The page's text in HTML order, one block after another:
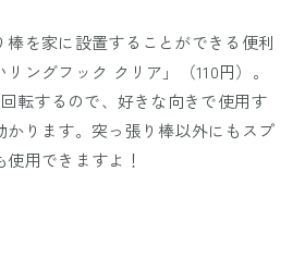
を家に設置することができる便利
ングフック クリア」（110円）。
転するので、好きな向きで使用す
かります。突っ張り棒以外にもスプ
用できますよ！